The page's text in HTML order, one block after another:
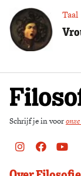
Taal
Schrijf je in voor
Instagram
Facebook